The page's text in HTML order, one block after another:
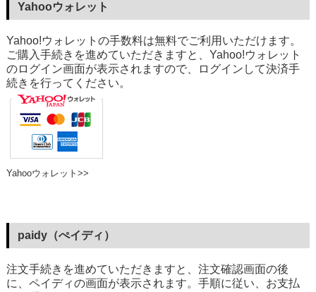
Yahooウォレット
Yahoo!ウォレットの手数料は無料でご利用いただけます。
ご購入手続きを進めていただきますと、Yahoo!ウォレット
のログイン画面が表示されますので、ログインして決済手
続きを行ってください。
Yahooウォレット>>
paidy（ぺイディ）
注文手続きを進めていただきますと、注文確認画面の後
に、ペイディの画面が表示されます。手順に従い、お支払